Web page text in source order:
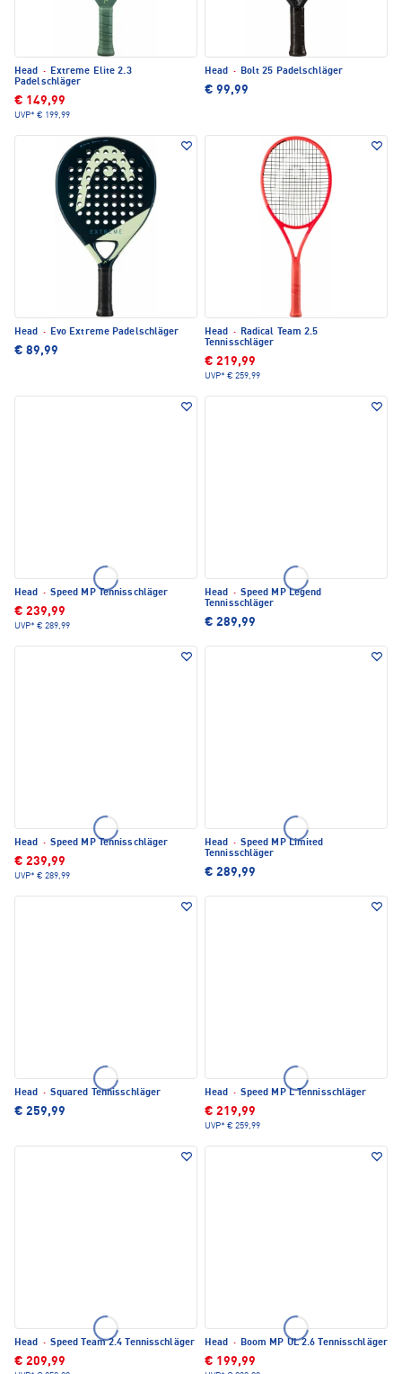
Head · Extreme Elite 2.3
Padelschläger
€ 149,99
UVP* € 199,99
Head · Bolt 25 Padelschläger
€ 99,99
Head · Evo Extreme Padelschläger
€ 89,99
Head · Radical Team 2.5
Tennisschläger
€ 219,99
UVP* € 259,99
Head · Speed MP Tennisschläger
€ 239,99
UVP* € 289,99
Head · Speed MP Legend
Tennisschläger
€ 289,99
Head · Speed MP Tennisschläger
€ 239,99
UVP* € 289,99
Head · Speed MP Limited
Tennisschläger
€ 289,99
Head · Squared Tennisschläger
€ 259,99
Head · Speed MP L Tennisschläger
€ 219,99
UVP* € 259,99
Head · Speed Team 2.4 Tennisschläger
€ 209,99
Head · Boom MP UL 2.6 Tennisschläger
€ 199,99